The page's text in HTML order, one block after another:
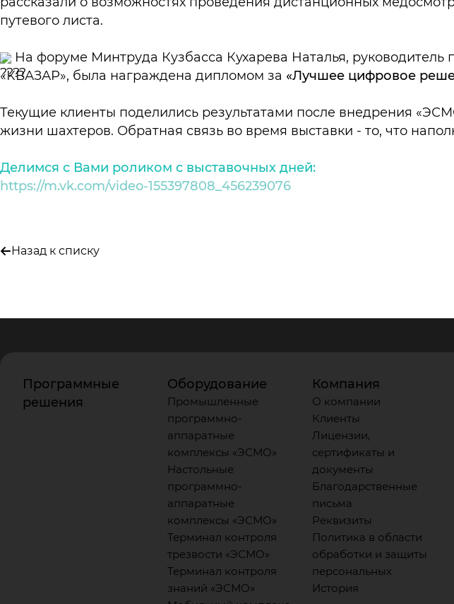
путевого листа.
На форуме Минтруда Кузбасса Кухарева Наталья,
«КВАЗАР», была награждена дипломом за «Лучшее цифровое
Текущие клиенты поделились результатами после внедрения
жизни шахтеров. Обратная связь во время выставки - то, что
Делимся с Вами роликом с выставочных дней:
https://m.vk.com/video-155397808_456239076
Назад к списку
Программные
решения
Оборудование
Промышленные
программно-
аппаратные
комплексы «ЭСМО»
Настольные
программно-
аппаратные
комплексы «ЭСМО»
Терминал контроля
трезвости «ЭСМО»
Терминал контроля
знаний «ЭСМО»
Компания
О компании
Клиенты
Лицензии,
сертификаты и
документы
Благодарственные
письма
Реквизиты
Политика в области
обработки и защиты
персональных
История